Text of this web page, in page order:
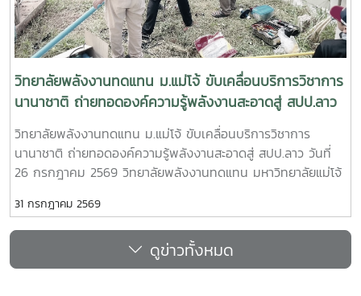
เคลื่อนพันธกิจด้านการบริการวิชาการสู่ระดับนานาชาติ ถ่ายทอด
องค์ความรู้ เทคโนโลยี และนวัตกรรมด้านพลังงานทดแทน เพื่อ
สร้างเครือข่ายความร่วมมือทางวิชาการ พัฒนาศักยภาพกำลังคน
และร่วมกันสร้างอนาคตที่เป็นมิตรต่อสิ่งแวดล้อมอย่างยั่งยืน
มีครู บุคลากร และผู้แทนจากหน่วยงานภาครัฐและสถาบันการ
ศึกษาของไทยและ สปป.ลาว เข้าร่วมกิจกรรมอย่างพร้อมเพรียง -
ภาคเช้า จัดอบรมเชิงปฏิบัติการด้าน ระบบสูบน้ำพลังงานแสง
อาทิตย์ เพื่อถ่ายทอดองค์ความรู้ให้แก่ครู บุคลากร และผู้เข้าร่วม
อบรม ให้สามารถติดตั้ง ใช้งาน และบำรุงรักษาระบบได้อย่างถูก
ต้องและมีประสิทธิภาพ- ภาคบ่าย จัดอบรมในหัวข้อ “การลดโลก
ร้อนด้วยพลังงานทดแทน” โดยมี ผู้ช่วยศาสตราจารย์ ดร.ยิ่งรักษ์
อรรถเวชกุล เป็นวิทยากร ถ่ายทอดความรู้เกี่ยวกับการประยุกต์ใช้
พลังงานทดแทนเพื่อการพัฒนาชุมชนและการรับมือกับการ
เปลี่ยนแปลงสภาพภูมิอากาศ พร้อมกิจกรรมฝึกปฏิบัติจริง เพื่อ
เสริมสร้างทักษะและความมั่นใจในการนำองค์ความรู้ไปใช้ประโยชน์
หัวข้อสำคัญในการอบรม ประกอบด้วย- การติดตั้งระบบสูบน้ำ
พลังงานแสงอาทิตย์อย่างถูกต้อง- หลักการทำงาน การใช้งาน
และการบำรุงรักษาระบบ - การประยุกต์ใช้พลังงานทดแทนเพื่อ
วิทยาลัยพลังงานทดแทน ม.แม่โจ้ ขับเคลื่อนบริการวิชาการ
นานาชาติ ถ่ายทอดองค์ความรู้พลังงานสะอาดสู่ สปป.ลาว
วิทยาลัยพลังงานทดแทน ม.แม่โจ้ ขับเคลื่อนบริการวิชาการ
นานาชาติ ถ่ายทอดองค์ความรู้พลังงานสะอาดสู่ สปป.ลาว วันที่
26 กรกฎาคม 2569 วิทยาลัยพลังงานทดแทน มหาวิทยาลัยแม่โจ้
บัณฑิตศึกษา ลงพื้นที่ โรงเรียนประถมสมบูรณ์พูเหล็กเจริญ
แขวงหลวงพระบาง สาธารณรัฐประชาธิปไตยประชาชนลาว เพื่อ
ดำเนิน โครงการบริการวิชาการนานาชาติ ภายใต้หัวข้อ “การใช้
พลังงานทดแทนเพื่อการปรับตัวต่อการเปลี่ยนแปลงสภาพภูมิ
31 กรกฎาคม 2569
ดูข่าวทั้งหมด